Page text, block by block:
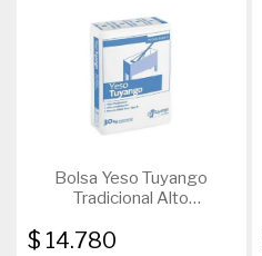
Bolsa Yeso Tuyango
Tradicional Alto
$ 14.780